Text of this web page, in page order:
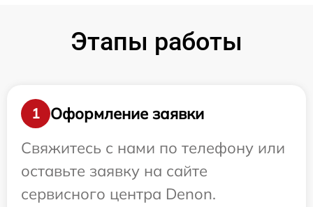
Этапы работы
1
Оформление заявки
Свяжитесь с нами по телефону или
оставьте заявку на сайте
сервисного центра Denon.